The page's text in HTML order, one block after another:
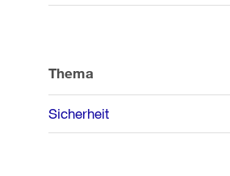
Thema
Sicherheit